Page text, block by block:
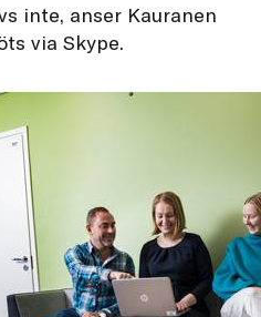
inte, anser Kauranen
via Skype.